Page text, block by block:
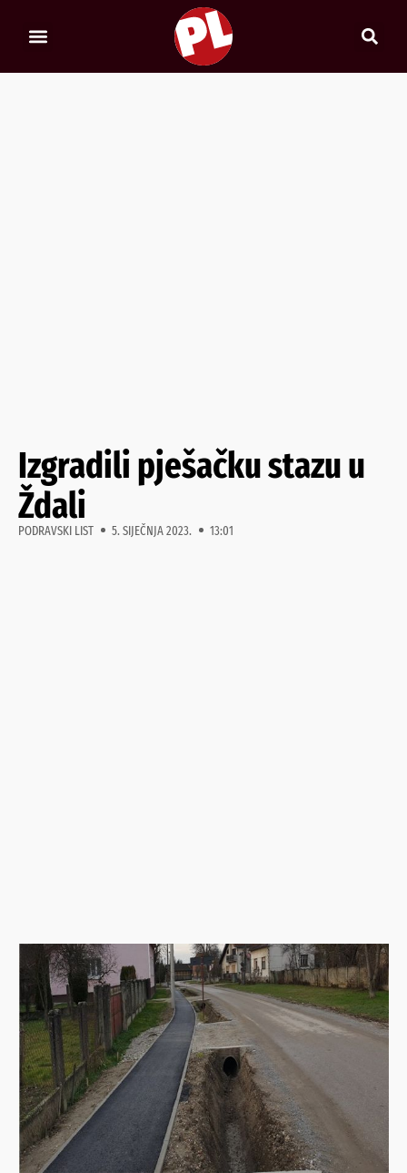
Izgradili pješačku stazu u
Ždali
PODRAVSKI LIST 5. SIJEČNJA 2023. 13:01